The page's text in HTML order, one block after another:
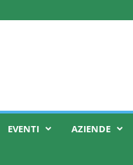
EVENTI AZIENDE